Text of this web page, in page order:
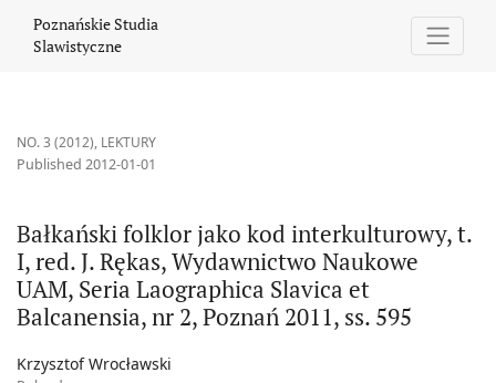
Poznańskie Studia
Slawistyczne
NO. 3 (2012), LEKTURY
Bałkański folklor jako kod interkulturowy, t.
I, red. J. Rękas, Wydawnictwo Naukowe
UAM, Seria Laographica Slavica et
Balcanensia, nr 2, Poznań 2011, ss. 595
Published 2012-01-01
Krzysztof Wrocławski